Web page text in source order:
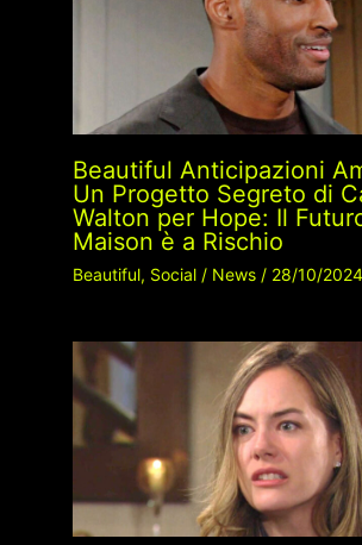
Beautiful Anticipazioni
Un Progetto Segreto di
Walton per Hope: Il
Maison è a Rischio
Beautiful, Social/ News/ 28/10/2024